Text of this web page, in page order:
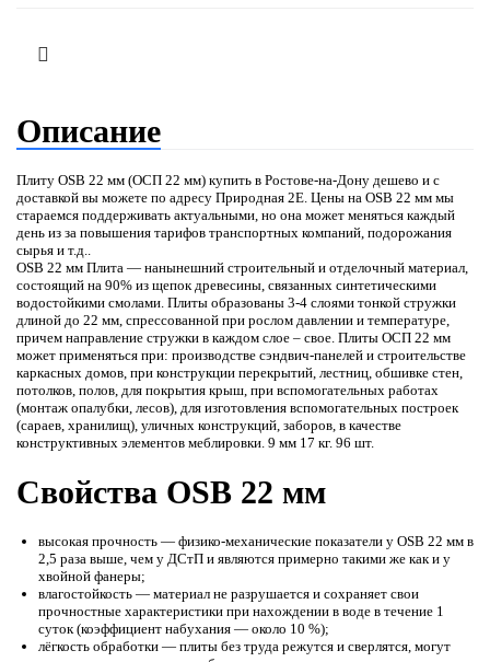
Описание
Плиту OSB 22 мм (ОСП 22 мм) купить в Ростове-на-Дону дешево и с
доставкой вы можете по адресу Природная 2Е. Цены на OSB 22 мм мы
стараемся поддерживать актуальными, но она может меняться каждый
день из за повышения тарифов транспортных компаний, подорожания
сырья и т.д..
OSB 22 мм Плита — нанынешний строительный и отделочный материал,
состоящий на 90% из щепок древесины, связанных синтетическими
водостойкими смолами. Плиты образованы 3-4 слоями тонкой стружки
длиной до 22 мм, спрессованной при рослом давлении и температуре,
причем направление стружки в каждом слое – свое. Плиты ОСП 22 мм
может применяться при: производстве сэндвич-панелей и строительстве
каркасных домов, при конструкции перекрытий, лестниц, обшивке стен,
потолков, полов, для покрытия крыш, при вспомогательных работах
(монтаж опалубки, лесов), для изготовления вспомогательных построек
(сараев, хранилищ), уличных конструкций, заборов, в качестве
конструктивных элементов меблировки. 9 мм 17 кг. 96 шт.
Свойства OSB 22 мм
высокая прочность — физико-механические показатели у OSB 22 мм в
2,5 раза выше, чем у ДСтП и являются примерно такими же как и у
хвойной фанеры;
влагостойкость — материал не разрушается и сохраняет свои
прочностные характеристики при нахождении в воде в течение 1
суток (коэффициент набухания — около 10 %);
лёгкость обработки — плиты без труда режутся и сверлятся, могут